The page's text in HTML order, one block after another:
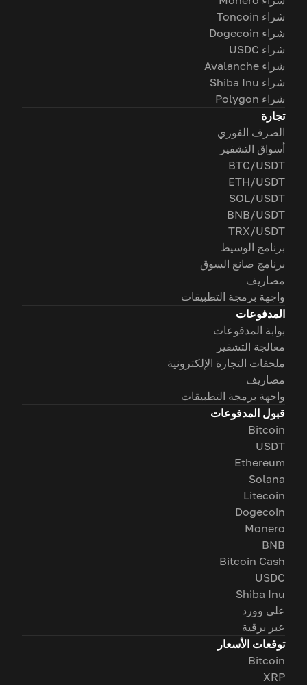
شراء Toncoin
شراء Dogecoin
شراء USDC
شراء Avalanche
شراء Shiba Inu
شراء Polygon
تجارة
الصرف الفوري
أسواق التشفير
BTC/USDT
ETH/USDT
SOL/USDT
BNB/USDT
TRX/USDT
برنامج الوسيط
برنامج صانع السوق
مصاريف
واجهة برمجة التطبيقات
المدفوعات
بوابة المدفوعات
معالجة التشفير
ملحقات التجارة الإلكترونية
مصاريف
واجهة برمجة التطبيقات
قبول المدفوعات
Bitcoin
USDT
Ethereum
Solana
Litecoin
Dogecoin
Monero
BNB
Bitcoin Cash
USDC
Shiba Inu
على وورد
عبر برقية
توقعات الأسعار
Bitcoin
XRP